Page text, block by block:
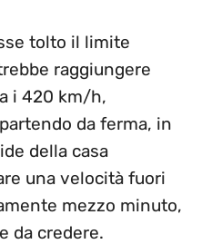
tolto il limite
raggiungere
i 420 km/h,
da ferma, in
della casa
una velocità fuori
mezzo minuto,
da credere.